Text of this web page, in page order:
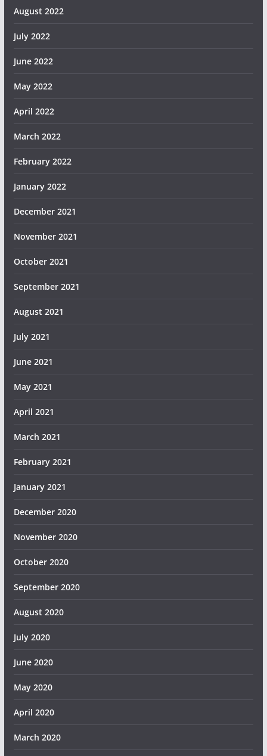
August 2022
July 2022
June 2022
May 2022
April 2022
March 2022
February 2022
January 2022
December 2021
November 2021
October 2021
September 2021
August 2021
July 2021
June 2021
May 2021
April 2021
March 2021
February 2021
January 2021
December 2020
November 2020
October 2020
September 2020
August 2020
July 2020
June 2020
May 2020
April 2020
March 2020